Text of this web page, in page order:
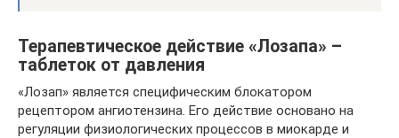
Терапевтическое действие «Лозапа» –
таблеток от давления
«Лозап» является специфическим блокатором
рецептором ангиотензина. Его действие основано на
регуляции физиологических процессов в миокарде и